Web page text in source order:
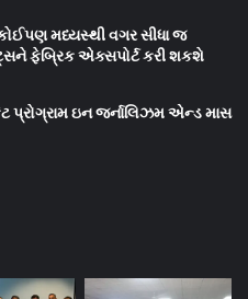
મધ્યસ્થી વગર સીધા જ
ફેબ્રિક એક્સપોર્ટ કરી શકશે
પ્રોગ્રામ ઇન જર્નાલિઝમ એન્ડ માસ